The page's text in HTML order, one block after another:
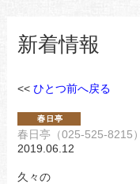
新着情報
<< ひとつ前へ戻る
春日亭（025-525-8215）
2019.06.12
久々の